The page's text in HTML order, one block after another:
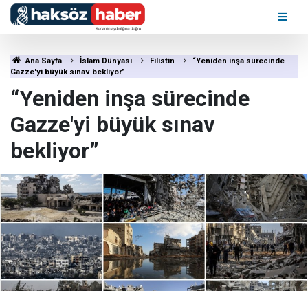
Ana Sayfa İslam Dünyası Filistin
“Yeniden inşa sürecinde
Gazze'yi büyük sınav bekliyor”
“Yeniden inşa sürecinde
Gazze'yi büyük sınav
bekliyor”